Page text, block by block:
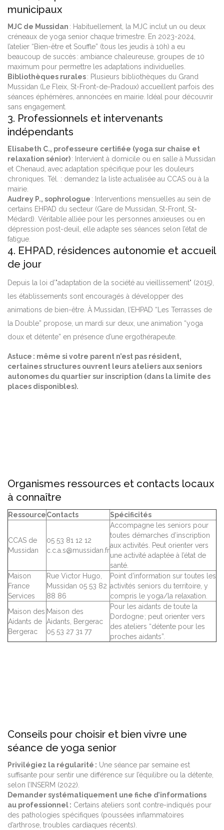
municipaux
MJC de Mussidan : Habituellement, la MJC inclut un ou deux
créneaux de yoga senior chaque trimestre. En 2023-2024,
l’atelier “Bien-être et Souffle” (tous les jeudis à 10h) a eu
beaucoup de succès : ambiance chaleureuse, groupes de 10
maximum pour permettre les adaptations individuelles.
Bibliothèques rurales: Plusieurs bibliothèques du Grand
Mussidan (Le Fleix, St-Front-de-Pradoux) accueillent parfois des
séances éphémères, annoncées en mairie. Idéal pour découvrir
sans engagement.
3. Professionnels et intervenants
indépendants
Elisabeth C., professeure certifiée (yoga sur chaise et
relaxation sénior): Intervient à domicile ou en salle à Mussidan
et Chenaud, avec adaptation spécifique pour les douleurs
chroniques. Tél. : demandez la liste actualisée au CCAS ou à la
mairie.
Audrey P., sophrologue : Interventions mensuelles au sein de
certains EHPAD du secteur (Gare de Mussidan, St-Front, St-
Médard). Véritable alliée pour les personnes anxieuses ou en
dépression post-deuil, elle adapte ses séances selon l’état de
fatigue.
4. EHPAD, résidences autonomie et accueil
de jour
Depuis la loi d’"adaptation de la société au vieillissement" (2015),
les établissements sont encouragés à développer des
animations de bien-être. À Mussidan, l’EHPAD “Les Terrasses de
la Double” propose, un mardi sur deux, une animation “yoga
doux et détente” en présence d’une ergothérapeute.
Astuce : même si votre parent n’est pas résident,
certaines structures ouvrent leurs ateliers aux seniors
autonomes du quartier sur inscription (dans la limite des
places disponibles).
Organismes ressources et contacts locaux
à connaître
RessourceContacts Spécificités
CCAS de
Mussidan
05 53 81 12 12
c.c.a.s@mussidan.fr
Accompagne les seniors pour
toutes démarches d’inscription
aux activités. Peut orienter vers
une activité adaptée à l’état de
santé.
Maison
France
Services
Rue Victor Hugo,
Mussidan 05 53 82
88 86
Point d’information sur toutes les
activités seniors du territoire, y
compris le yoga/la relaxation.
Maison des
Aidants de
Bergerac
Maison des
Aidants, Bergerac
05 53 27 31 77
Pour les aidants de toute la
Dordogne ; peut orienter vers
des ateliers “détente pour les
proches aidants”.
Conseils pour choisir et bien vivre une
séance de yoga senior
Privilégiez la régularité : Une séance par semaine est
suffisante pour sentir une différence sur l’équilibre ou la détente,
selon l’INSERM (2022).
Demander systématiquement une fiche d’informations
au professionnel : Certains ateliers sont contre-indiqués pour
des pathologies spécifiques (poussées inflammatoires
d’arthrose, troubles cardiaques récents).